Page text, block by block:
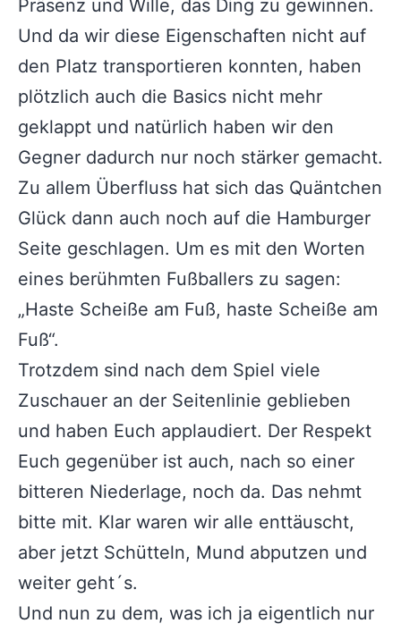
Präsenz und Wille, das Ding zu gewinnen.
Und da wir diese Eigenschaften nicht auf
den Platz transportieren konnten, haben
plötzlich auch die Basics nicht mehr
geklappt und natürlich haben wir den
Gegner dadurch nur noch stärker gemacht.
Zu allem Überfluss hat sich das Quäntchen
Glück dann auch noch auf die Hamburger
Seite geschlagen. Um es mit den Worten
eines berühmten Fußballers zu sagen:
„Haste Scheiße am Fuß, haste Scheiße am
Fuß“.
Trotzdem sind nach dem Spiel viele
Zuschauer an der Seitenlinie geblieben
und haben Euch applaudiert. Der Respekt
Euch gegenüber ist auch, nach so einer
bitteren Niederlage, noch da. Das nehmt
bitte mit. Klar waren wir alle enttäuscht,
aber jetzt Schütteln, Mund abputzen und
weiter geht´s.
Und nun zu dem, was ich ja eigentlich nur